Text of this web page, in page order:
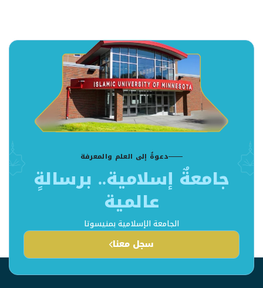
دعوةٌ إلى العلم والمعرفة
جامعةٌ إسلامية.. برسالةٍ
عالمية
الجامعة الإسلامية بمنيسوتا
سجل معنا